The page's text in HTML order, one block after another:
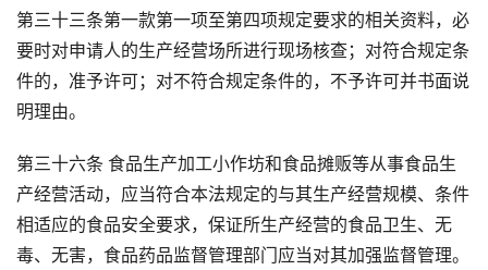
第三十三条第一款第一项至第四项规定要求的相关资料，必
要时对申请人的生产经营场所进行现场核查；对符合规定条
件的，准予许可；对不符合规定条件的，不予许可并书面说
明理由。
第三十六条 食品生产加工小作坊和食品摊贩等从事食品生
产经营活动，应当符合本法规定的与其生产经营规模、条件
相适应的食品安全要求，保证所生产经营的食品卫生、无
毒、无害，食品药品监督管理部门应当对其加强监督管理。